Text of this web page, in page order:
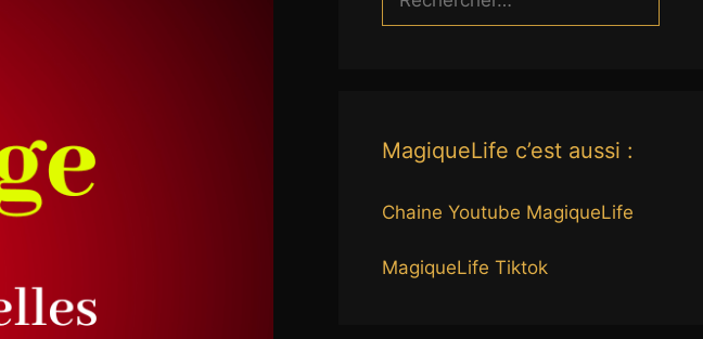
MagiqueLife c’est aussi :
Chaine Youtube MagiqueLife
MagiqueLife Tiktok